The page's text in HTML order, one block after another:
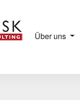
Über uns